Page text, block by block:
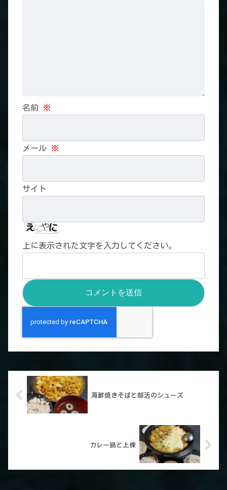
名前 ※
メール ※
サイト
上に表示された文字を入力してください。
海鮮焼きそばと部活のシューズ
カレー鍋と上棟